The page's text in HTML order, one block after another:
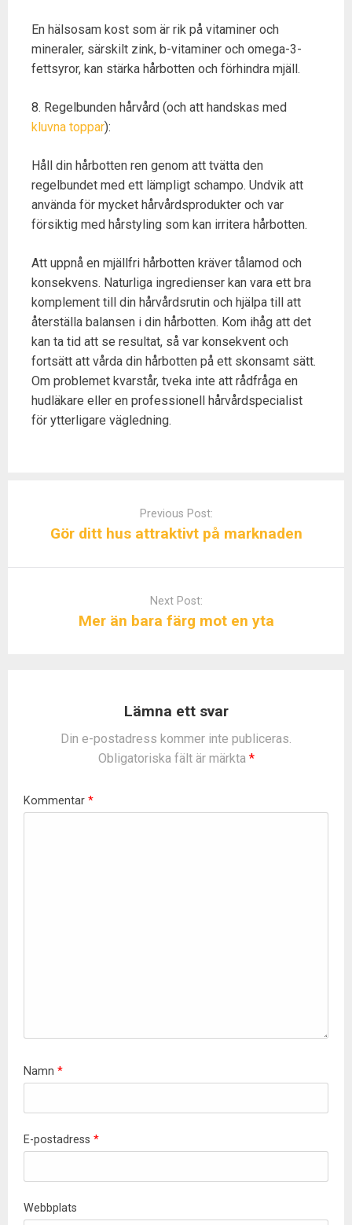
En hälsosam kost som är rik på vitaminer och
mineraler, särskilt zink, b-vitaminer och omega-3-
fettsyror, kan stärka hårbotten och förhindra mjäll.
8. Regelbunden hårvård (och att handskas med
kluvna toppar):
Håll din hårbotten ren genom att tvätta den
regelbundet med ett lämpligt schampo. Undvik att
använda för mycket hårvårdsprodukter och var
försiktig med hårstyling som kan irritera hårbotten.
Att uppnå en mjällfri hårbotten kräver tålamod och
konsekvens. Naturliga ingredienser kan vara ett bra
komplement till din hårvårdsrutin och hjälpa till att
återställa balansen i din hårbotten. Kom ihåg att det
kan ta tid att se resultat, så var konsekvent och
fortsätt att vårda din hårbotten på ett skonsamt sätt.
Om problemet kvarstår, tveka inte att rådfråga en
hudläkare eller en professionell hårvårdspecialist
för ytterligare vägledning.
n
Previous Post:
Gör ditt hus attraktivt på marknaden
Next Post:
Mer än bara färg mot en yta
Lämna ett svar
Din e-postadress kommer inte publiceras.
Obligatoriska fält är märkta *
Kommentar *
Namn *
E-postadress *
Webbplats